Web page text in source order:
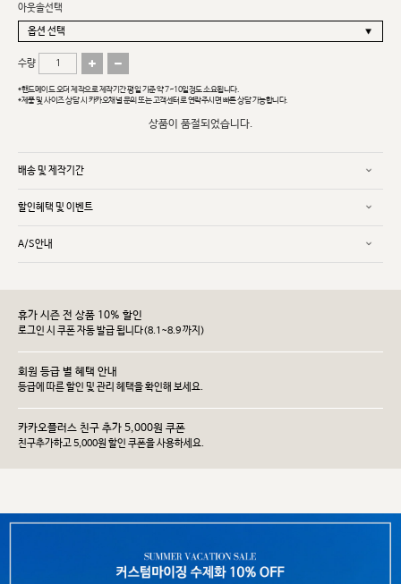
아웃솔선택
수량
*핸드메이드 오더 제작으로 제작기간 평일 기준 약 7~10일정도 소요됩니다.
*제품 및 사이즈 상담 시 카카오채널 문의 또는 고객센터로 연락주시면 빠른 상담 가능합니다.
상품이 품절되었습니다.
배송 및 제작기간
할인혜택 및 이벤트
A/S안내
휴가 시즌 전 상품 10% 할인
로그인 시 쿠폰 자동 발급 됩니다(8.1~8.9 까지)
회원 등급 별 혜택 안내
등급에 따른 할인 및 관리 헤택을 확인해 보세요.
카카오플러스 친구 추가 5,000원 쿠폰
친구추가하고 5,000원 할인 쿠폰을 사용하세요.